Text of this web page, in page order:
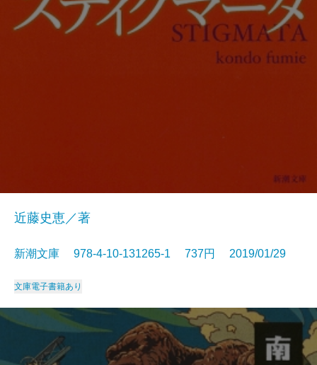
近藤史恵／著
新潮文庫 978-4-10-131265-1 737円 2019/01/29
文庫電子書籍あり